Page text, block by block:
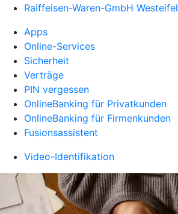
Raiffeisen-Waren-GmbH Westeifel
Apps
Online-Services
Sicherheit
Verträge
PIN vergessen
OnlineBanking für Privatkunden
OnlineBanking für Firmenkunden
Fusionsassistent
Video-Identifikation